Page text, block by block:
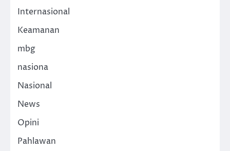
Internasional
Keamanan
mbg
nasiona
Nasional
News
Opini
Pahlawan